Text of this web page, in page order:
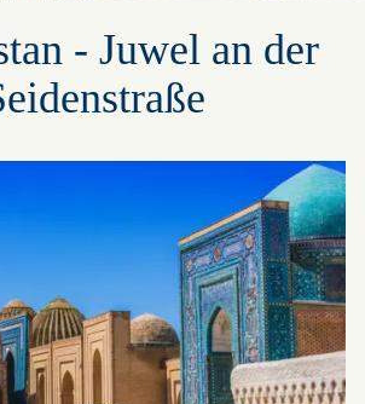
- Juwel an der